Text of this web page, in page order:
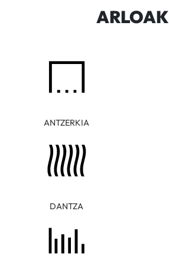
ARLOAK
ANTZERKIA
DANTZA